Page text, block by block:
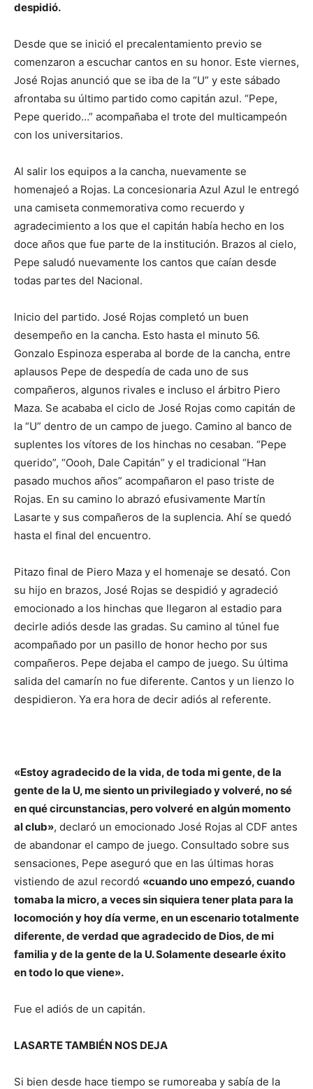
despidió.
Desde que se inició el precalentamiento previo se
comenzaron a escuchar cantos en su honor. Este viernes,
José Rojas anunció que se iba de la “U” y este sábado
afrontaba su último partido como capitán azul. “Pepe,
Pepe querido…” acompañaba el trote del multicampeón
con los universitarios.
Al salir los equipos a la cancha, nuevamente se
homenajeó a Rojas. La concesionaria Azul Azul le entregó
una camiseta conmemorativa como recuerdo y
agradecimiento a los que el capitán había hecho en los
doce años que fue parte de la institución. Brazos al cielo,
Pepe saludó nuevamente los cantos que caían desde
todas partes del Nacional.
Inicio del partido. José Rojas completó un buen
desempeño en la cancha. Esto hasta el minuto 56.
Gonzalo Espinoza esperaba al borde de la cancha, entre
aplausos Pepe de despedía de cada uno de sus
compañeros, algunos rivales e incluso el árbitro Piero
Maza. Se acababa el ciclo de José Rojas como capitán de
la “U” dentro de un campo de juego. Camino al banco de
suplentes los vítores de los hinchas no cesaban. “Pepe
querido”, “Oooh, Dale Capitán” y el tradicional “Han
pasado muchos años” acompañaron el paso triste de
Rojas. En su camino lo abrazó efusivamente Martín
Lasarte y sus compañeros de la suplencia. Ahí se quedó
hasta el final del encuentro.
Pitazo final de Piero Maza y el homenaje se desató. Con
su hijo en brazos, José Rojas se despidió y agradeció
emocionado a los hinchas que llegaron al estadio para
decirle adiós desde las gradas. Su camino al túnel fue
acompañado por un pasillo de honor hecho por sus
compañeros. Pepe dejaba el campo de juego. Su última
salida del camarín no fue diferente. Cantos y un lienzo lo
despidieron. Ya era hora de decir adiós al referente.
«Estoy agradecido de la vida, de toda mi gente, de la
gente de la U, me siento un privilegiado y volveré, no sé
en qué circunstancias, pero volveré en algún momento
al club», declaró un emocionado José Rojas al CDF antes
de abandonar el campo de juego. Consultado sobre sus
sensaciones, Pepe aseguró que en las últimas horas
vistiendo de azul recordó «cuando uno empezó, cuando
tomaba la micro, a veces sin siquiera tener plata para la
locomoción y hoy día verme, en un escenario totalmente
diferente, de verdad que agradecido de Dios, de mi
familia y de la gente de la U. Solamente desearle éxito
en todo lo que viene».
Fue el adiós de un capitán.
LASARTE TAMBIÉN NOS DEJA
Si bien desde hace tiempo se rumoreaba y sabía de la